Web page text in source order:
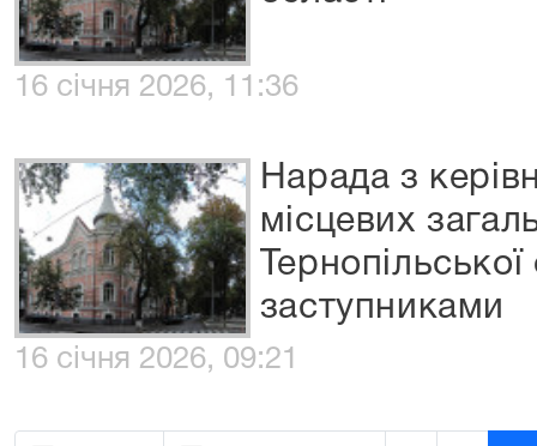
16 січня 2026, 11:36
Нарада з
місцевих
Тернопільської
заступниками
16 січня 2026, 09:21